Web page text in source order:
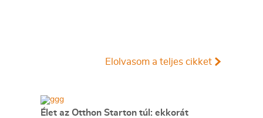
Elolvasom a teljes cikket
Élet az Otthon Starton túl: ekkorát